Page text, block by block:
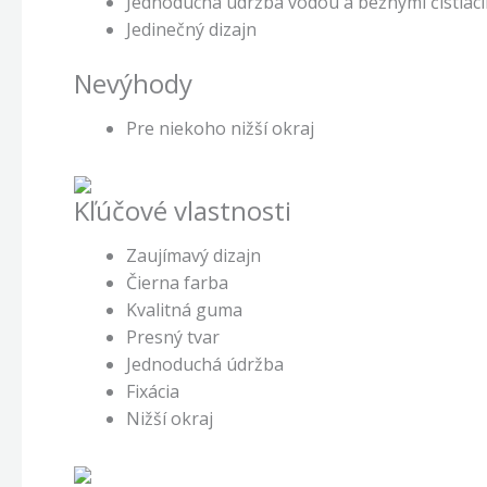
Jedinečný dizajn
Nevýhody
Pre niekoho nižší okraj
Kľúčové vlastnosti
Zaujímavý dizajn
Čierna farba
Kvalitná guma
Presný tvar
Jednoduchá údržba
Fixácia
Nižší okraj